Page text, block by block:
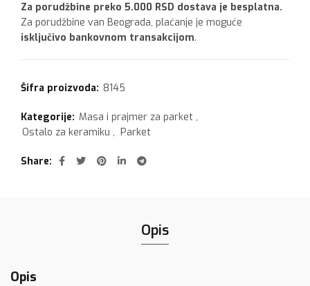
Za porudžbine preko 5.000 RSD dostava je besplatna.
Za porudžbine van Beograda, plaćanje je moguće
isključivo bankovnom transakcijom.
Šifra proizvoda: 8145
Kategorije: Masa i prajmer za parket ,
Ostalo za keramiku , Parket
Share
Opis
Opis